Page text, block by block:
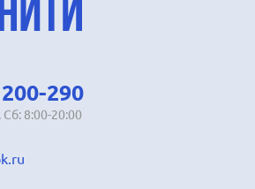
200-290
8:00-20:00